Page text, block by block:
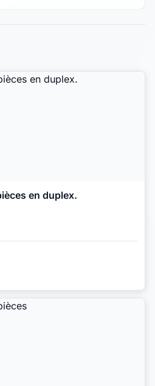
en duplex.